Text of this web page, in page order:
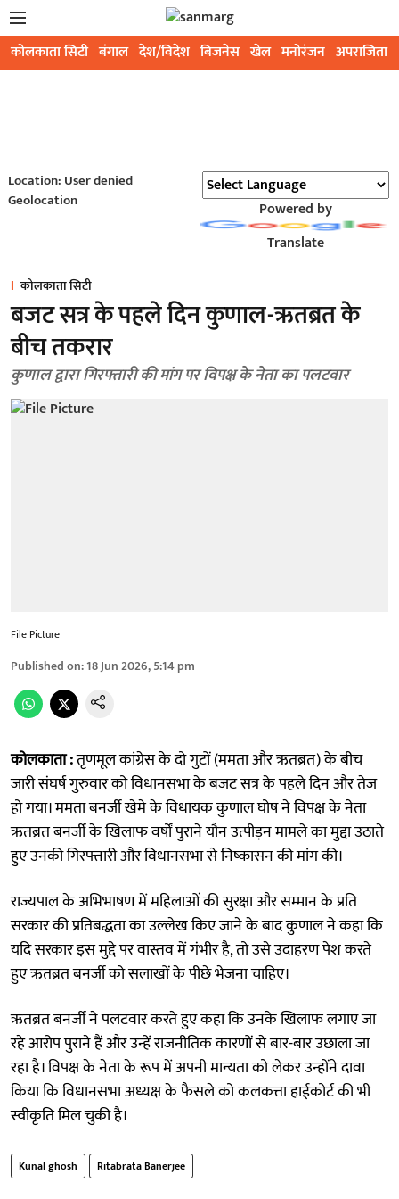
कोलकाता सिटी बंगाल देश/विदेश बिजनेस खेल मनोरंजन अपराजिता
Location: User denied
Geolocation
Powered by
Translate
कोलकाता सिटी
बजट सत्र के पहले दिन कुणाल-ऋतब्रत के
बीच तकरार
कुणाल द्वारा गिरफ्तारी की मांग पर विपक्ष के नेता का पलटवार
File Picture
Published on:18 Jun 2026, 5:14 pm
कोलकाता :तृणमूल कांग्रेस के दो गुटों (ममता और ऋतब्रत) के बीच
जारी संघर्ष गुरुवार को विधानसभा के बजट सत्र के पहले दिन और तेज
हो गया। ममता बनर्जी खेमे के विधायक कुणाल घोष ने विपक्ष के नेता
ऋतब्रत बनर्जी के खिलाफ वर्षों पुराने यौन उत्पीड़न मामले का मुद्दा उठाते
हुए उनकी गिरफ्तारी और विधानसभा से निष्कासन की मांग की।
राज्यपाल के अभिभाषण में महिलाओं की सुरक्षा और सम्मान के प्रति
सरकार की प्रतिबद्धता का उल्लेख किए जाने के बाद कुणाल ने कहा कि
यदि सरकार इस मुद्दे पर वास्तव में गंभीर है, तो उसे उदाहरण पेश करते
हुए ऋतब्रत बनर्जी को सलाखों के पीछे भेजना चाहिए।
ऋतब्रत बनर्जी ने पलटवार करते हुए कहा कि उनके खिलाफ लगाए जा
रहे आरोप पुराने हैं और उन्हें राजनीतिक कारणों से बार-बार उछाला जा
रहा है। विपक्ष के नेता के रूप में अपनी मान्यता को लेकर उन्होंने दावा
किया कि विधानसभा अध्यक्ष के फैसले को कलकत्ता हाईकोर्ट की भी
स्वीकृति मिल चुकी है।
Kunal ghosh Ritabrata Banerjee